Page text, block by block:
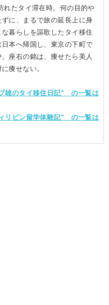
れたタイ滞在時。何の目的や
に、まるで旅の延長上に身
暮らしを謳歌したタイ移住
本へ帰国し、東京の下町で
座右の銘は、痩せたら美人
痩せない。
雄のタイ移住日記” の一覧は
リピン留学体験記” の一覧は